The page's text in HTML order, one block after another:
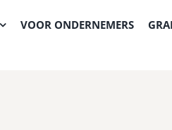
VOOR ONDERNEMERS